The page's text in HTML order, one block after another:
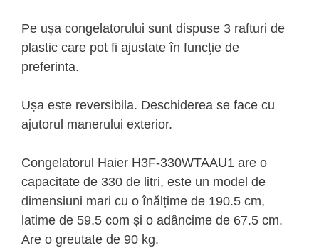
Pe ușa congelatorului sunt dispuse 3 rafturi de
plastic care pot fi ajustate în funcție de
preferinta.
Ușa este reversibila. Deschiderea se face cu
ajutorul manerului exterior.
Congelatorul Haier H3F-330WTAAU1 are o
capacitate de 330 de litri, este un model de
dimensiuni mari cu o înălțime de 190.5 cm,
latime de 59.5 com și o adâncime de 67.5 cm.
Are o greutate de 90 kg.